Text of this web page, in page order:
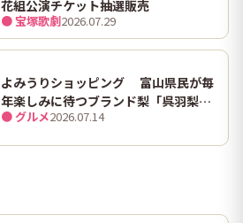
花組公演チケット抽選販売
● 宝塚歌劇2026.07.29
よみうりショッピング 富山県民が毎
年楽しみに待つブランド梨「呉羽梨
（幸水）」限定100箱を特別販売！
● グルメ2026.07.14